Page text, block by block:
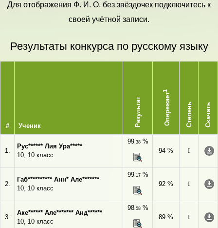
Для отображения Ф. И. О. без звёздочек подключитесь к
своей учётной записи.
Результаты конкурса по русскому языку
# Ученик Результат Опережает
1
Степень Скачать
1.
Рус****** Лия Ура*****
10, 10 класс
99,38%
94 %
I
2.
Габ********** Анн* Але*******
10, 10 класс
99,17%
92 %
I
3.
Аке****** Але******* Анд******
10, 10 класс
98,58%
89 %
I